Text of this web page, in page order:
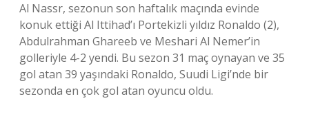
Al Nassr, sezonun son haftalık maçında evinde
konuk ettiği Al Ittihad’ı Portekizli yıldız Ronaldo (2),
Abdulrahman Ghareeb ve Meshari Al Nemer’in
golleriyle 4-2 yendi. Bu sezon 31 maç oynayan ve 35
gol atan 39 yaşındaki Ronaldo, Suudi Ligi’nde bir
sezonda en çok gol atan oyuncu oldu.